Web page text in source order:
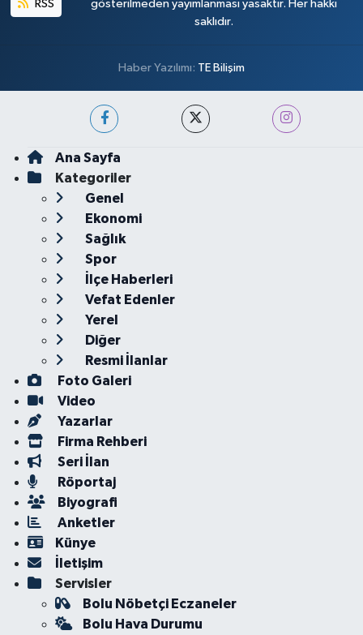
RSS
gösterilmeden yayımlanması yasaktır. Her hakkı
saklıdır.
Haber Yazılımı: TE Bilişim
Ana Sayfa
Kategoriler
Genel
Ekonomi
Sağlık
Spor
İlçe Haberleri
Vefat Edenler
Yerel
Diğer
Resmi İlanlar
Foto Galeri
Video
Yazarlar
Firma Rehberi
Seri İlan
Röportaj
Biyografi
Anketler
Künye
İletişim
Servisler
Bolu Nöbetçi Eczaneler
Bolu Hava Durumu